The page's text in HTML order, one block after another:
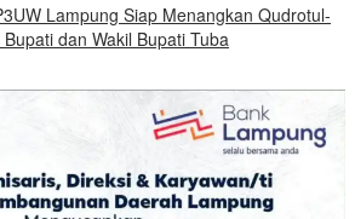
Lampung Siap Menangkan Qudrotul-
dan Wakil Bupati Tuba